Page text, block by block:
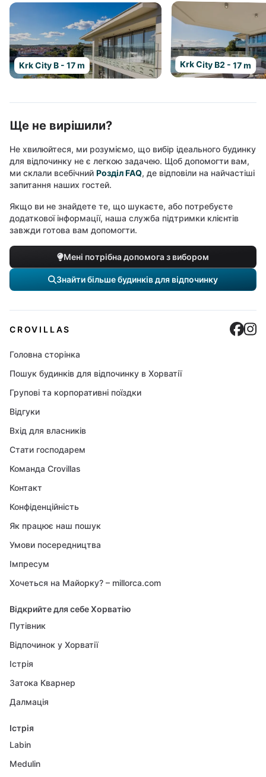
Krk City B - 17 m Krk City B2 - 17 m
Ще не вирішили?
Не хвилюйтеся, ми розуміємо, що вибір ідеального будинку
для відпочинку не є легкою задачею. Щоб допомогти вам,
ми склали всебічний Розділ FAQ, де відповіли на найчастіші
запитання наших гостей.
Якщо ви не знайдете те, що шукаєте, або потребуєте
додаткової інформації, наша служба підтримки клієнтів
завжди готова вам допомогти.
Мені потрібна допомога з вибором
Знайти більше будинків для відпочинку
CROVILLAS
Головна сторінка
Пошук будинків для відпочинку в Хорватії
Групові та корпоративні поїздки
Відгуки
Вхід для власників
Стати господарем
Команда Crovillas
Контакт
Конфіденційність
Як працює наш пошук
Умови посередництва
Імпресум
Хочеться на Майорку? – millorca.com
Відкрийте для себе Хорватію
Путівник
Відпочинок у Хорватії
Істрія
Затока Кварнер
Далмація
Істрія
Labin
Medulin